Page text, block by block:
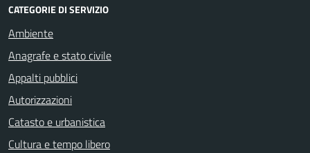
CATEGORIE DI SERVIZIO
Ambiente
Anagrafe e stato civile
Appalti pubblici
Autorizzazioni
Catasto e urbanistica
Cultura e tempo libero